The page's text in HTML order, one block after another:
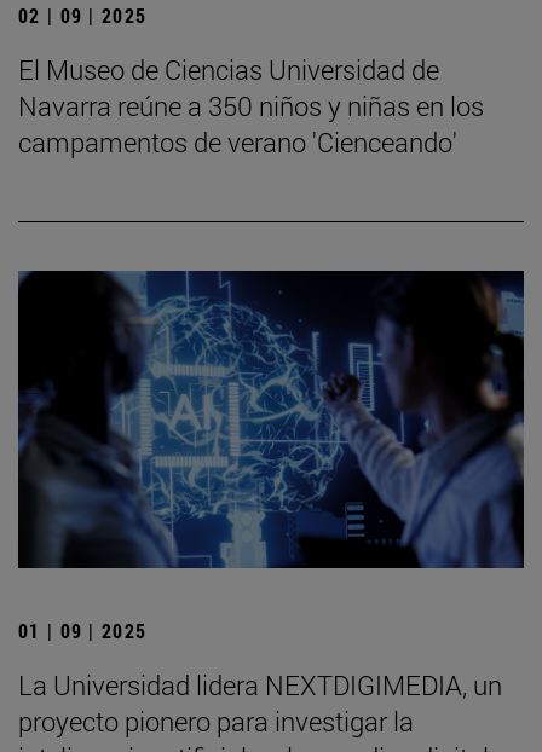
02 | 09 | 2025
El Museo de Ciencias Universidad de
Navarra reúne a 350 niños y niñas en los
campamentos de verano 'Cienceando'
01 | 09 | 2025
La Universidad lidera NEXTDIGIMEDIA, un
proyecto pionero para investigar la